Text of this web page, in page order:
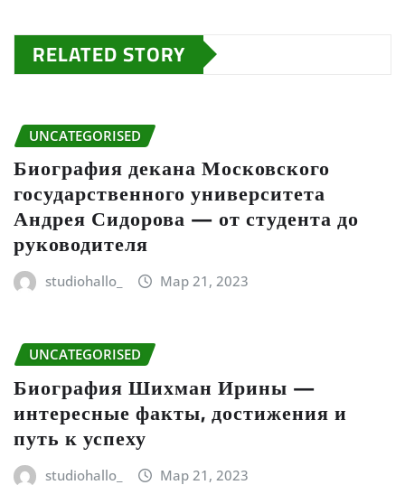
RELATED STORY
UNCATEGORISED
Биография декана Московского
государственного университета
Андрея Сидорова — от студента до
руководителя
studiohallo_ Мар 21, 2023
UNCATEGORISED
Биография Шихман Ирины —
интересные факты, достижения и
путь к успеху
studiohallo_ Мар 21, 2023